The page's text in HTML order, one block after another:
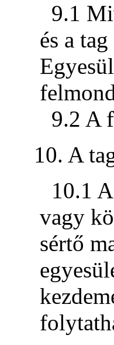
9.1
és a
9.2 A
10. A
10.1
vagy
sértő